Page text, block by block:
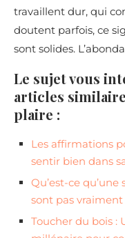
travaillent dur, qui
doutent parfois, ce
sont solides.
Le sujet vous
articles
plaire :
Les affirmations
sentir bien dans
Qu’est-ce qu’une
sont pas vraiment
Toucher du bois :